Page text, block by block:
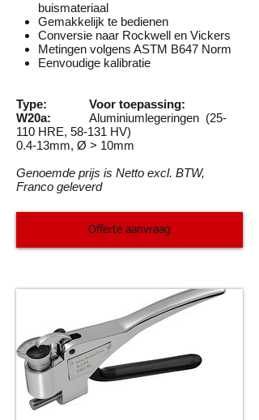
buismateriaal
Gemakkelijk te bedienen
Conversie naar Rockwell en Vickers
Metingen volgens ASTM B647 Norm
Eenvoudige kalibratie
Type: Voor toepassing:
W20a: Aluminiumlegeringen (25-
110 HRE, 58-131 HV)
0.4-13mm, Ø > 10mm
Genoemde prijs is Netto excl. BTW,
Franco geleverd
Offerte aanvraag